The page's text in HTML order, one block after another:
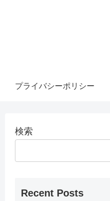
プライバシーポリシー
検索
Recent Posts